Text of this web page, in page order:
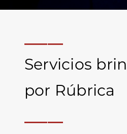
Servicios
por Rúbrica